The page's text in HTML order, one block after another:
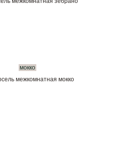
мокко